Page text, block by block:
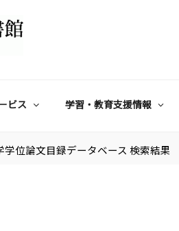
ビス 学習・教育支援情報
学位論文目録データベース 検索結果